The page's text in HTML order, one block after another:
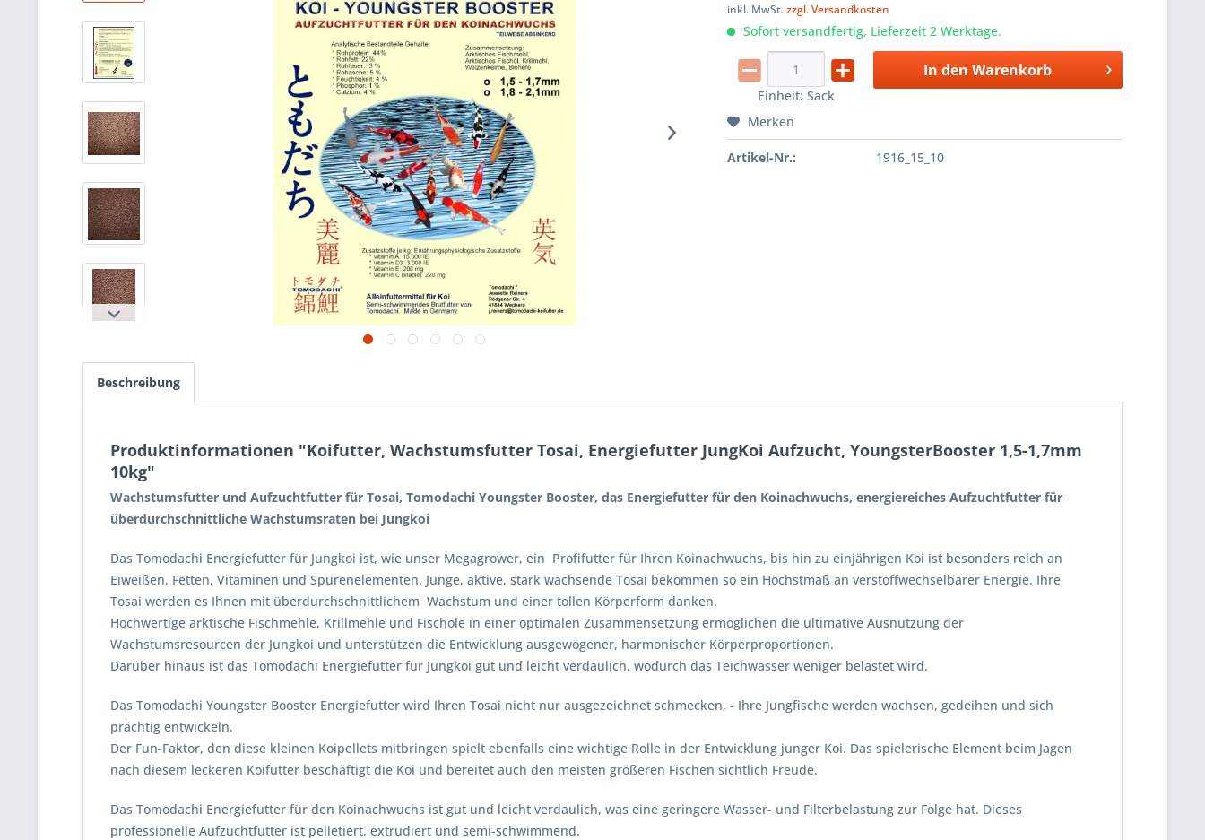
inkl. MwSt.zzgl. Versandkosten
Sofort versandfertig, Lieferzeit 2 Werktage.
Einheit:Sack
In den Warenkorb
Merken
Artikel-Nr.: 1916_15_10
Beschreibung
Produktinformationen "Koifutter, Wachstumsfutter Tosai, Energiefutter JungKoi Aufzucht, YoungsterBooster 1,5-1,7mm
10kg"
Wachstumsfutter und Aufzuchtfutter für Tosai, Tomodachi Youngster Booster, das Energiefutter für den Koinachwuchs, energiereiches Aufzuchtfutter für
überdurchschnittliche Wachstumsraten bei Jungkoi
Das Tomodachi Energiefutter für Jungkoi ist, wie unser Megagrower, ein Profifutter für Ihren Koinachwuchs, bis hin zu einjährigen Koi ist besonders reich an
Eiweißen, Fetten, Vitaminen und Spurenelementen. Junge, aktive, stark wachsende Tosai bekommen so ein Höchstmaß an verstoffwechselbarer Energie. Ihre
Tosai werden es Ihnen mit überdurchschnittlichem Wachstum und einer tollen Körperform danken.
Hochwertige arktische Fischmehle, Krillmehle und Fischöle in einer optimalen Zusammensetzung ermöglichen die ultimative Ausnutzung der
Wachstumsresourcen der Jungkoi und unterstützen die Entwicklung ausgewogener, harmonischer Körperproportionen.
Darüber hinaus ist das Tomodachi Energiefutter für Jungkoi gut und leicht verdaulich, wodurch das Teichwasser weniger belastet wird.
Das Tomodachi Youngster Booster Energiefutter wird Ihren Tosai nicht nur ausgezeichnet schmecken, - Ihre Jungfische werden wachsen, gedeihen und sich
prächtig entwickeln.
Der Fun-Faktor, den diese kleinen Koipellets mitbringen spielt ebenfalls eine wichtige Rolle in der Entwicklung junger Koi. Das spielerische Element beim Jagen
nach diesem leckeren Koifutter beschäftigt die Koi und bereitet auch den meisten größeren Fischen sichtlich Freude.
Das Tomodachi Energiefutter für den Koinachwuchs ist gut und leicht verdaulich, was eine geringere Wasser- und Filterbelastung zur Folge hat. Dieses
professionelle Aufzuchtfutter ist pelletiert, extrudiert und semi-schwimmend.